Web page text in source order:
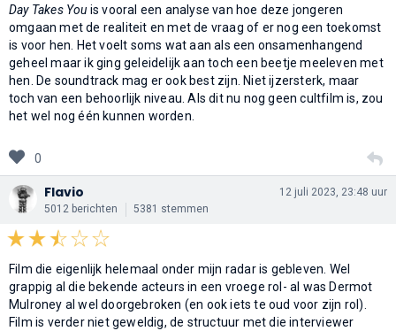
Day Takes You is vooral een analyse van hoe deze jongeren
omgaan met de realiteit en met de vraag of er nog een toekomst
is voor hen. Het voelt soms wat aan als een onsamenhangend
geheel maar ik ging geleidelijk aan toch een beetje meeleven met
hen. De soundtrack mag er ook best zijn. Niet ijzersterk, maar
toch van een behoorlijk niveau. Als dit nu nog geen cultfilm is, zou
het wel nog één kunnen worden.
0
Flavio
5012 berichten 5381 stemmen
12 juli 2023, 23:48 uur
Film die eigenlijk helemaal onder mijn radar is gebleven. Wel
grappig al die bekende acteurs in een vroege rol- al was Dermot
Mulroney al wel doorgebroken (en ook iets te oud voor zijn rol).
Film is verder niet geweldig, de structuur met die interviewer